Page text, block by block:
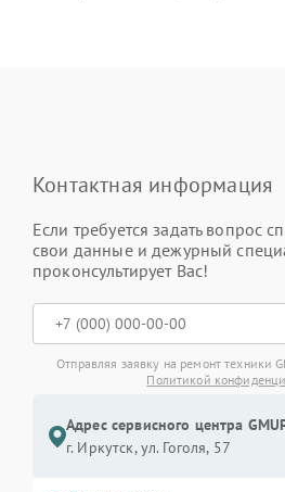
Контактная информация
Если требуется задать вопрос
свои данные и дежурный
проконсультирует Вас!
Отправляя заявку на ремонт техники
Политикой
Адрес сервисного центра
г. Иркутск, ул. ​Гоголя, 57